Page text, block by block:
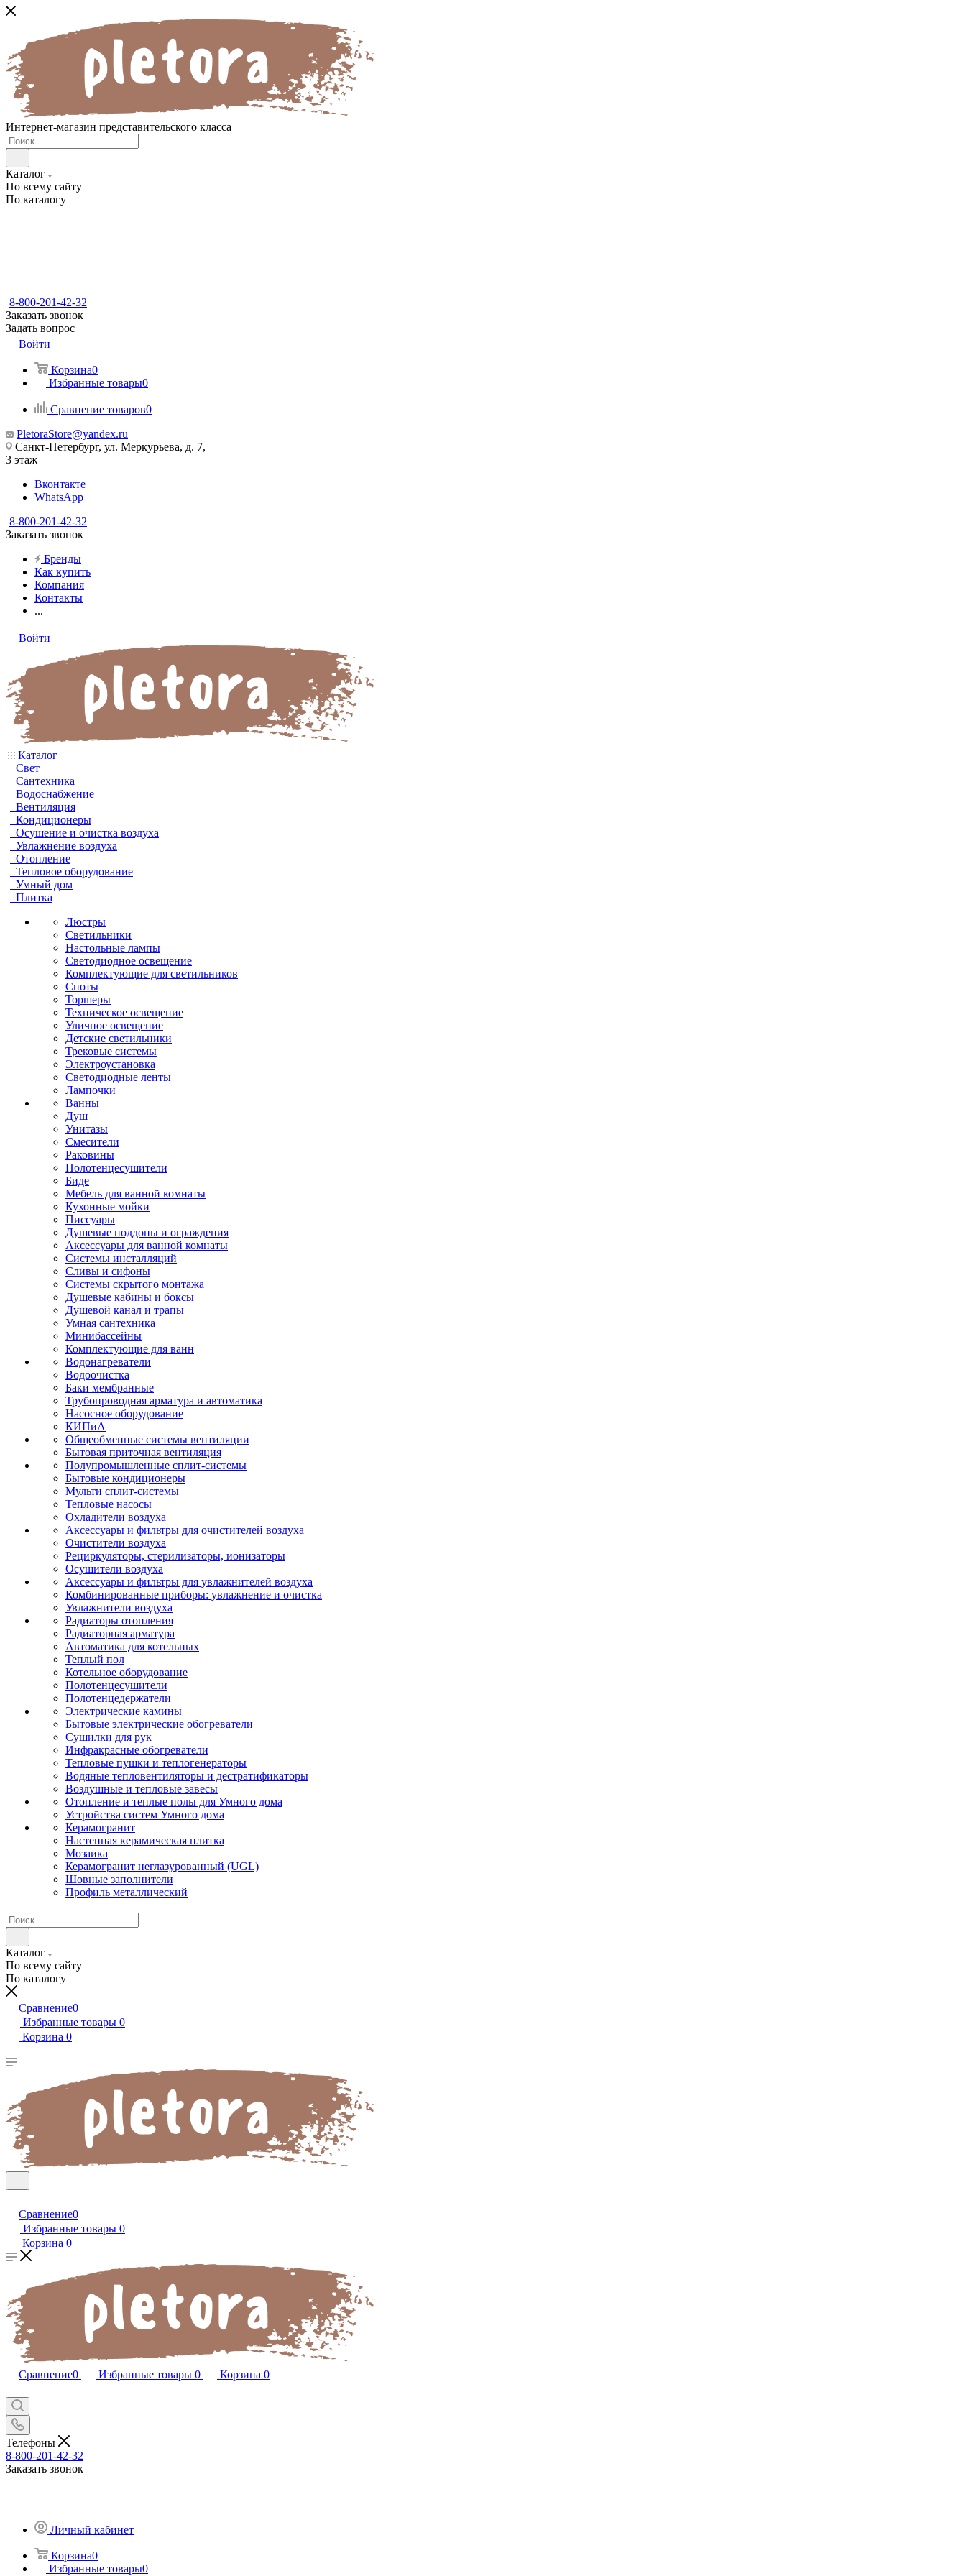
Интернет-магазин представительского класса
Каталог
По всему сайту
По каталогу
8-800-201-42-32
Заказать звонок
Задать вопрос
Войти
Корзина0
Избранные товары0
Сравнение товаров0
PletoraStore@yandex.ru
Санкт-Петербург, ул. Меркурьева, д. 7,
3 этаж
Вконтакте
WhatsApp
8-800-201-42-32
Заказать звонок
Бренды
Как купить
Компания
Контакты
...
Войти
Каталог
Свет
Сантехника
Водоснабжение
Вентиляция
Кондиционеры
Осушение и очистка воздуха
Увлажнение воздуха
Отопление
Тепловое оборудование
Умный дом
Плитка
Люстры
Светильники
Настольные лампы
Светодиодное освещение
Комплектующие для светильников
Споты
Торшеры
Техническое освещение
Уличное освещение
Детские светильники
Трековые системы
Электроустановка
Светодиодные ленты
Лампочки
Ванны
Душ
Унитазы
Смесители
Раковины
Полотенцесушители
Биде
Мебель для ванной комнаты
Кухонные мойки
Писсуары
Душевые поддоны и ограждения
Аксессуары для ванной комнаты
Системы инсталляций
Сливы и сифоны
Системы скрытого монтажа
Душевые кабины и боксы
Душевой канал и трапы
Умная сантехника
Минибассейны
Комплектующие для ванн
Водонагреватели
Водоочистка
Баки мембранные
Трубопроводная арматура и автоматика
Насосное оборудование
КИПиА
Общеобменные системы вентиляции
Бытовая приточная вентиляция
Полупромышленные сплит-системы
Бытовые кондиционеры
Мульти сплит-системы
Тепловые насосы
Охладители воздуха
Аксессуары и фильтры для очистителей воздуха
Очистители воздуха
Рециркуляторы, стерилизаторы, ионизаторы
Осушители воздуха
Аксессуары и фильтры для увлажнителей воздуха
Комбинированные приборы: увлажнение и очистка
Увлажнители воздуха
Радиаторы отопления
Радиаторная арматура
Автоматика для котельных
Теплый пол
Котельное оборудование
Полотенцесушители
Полотенцедержатели
Электрические камины
Бытовые электрические обогреватели
Сушилки для рук
Инфракрасные обогреватели
Тепловые пушки и теплогенераторы
Водяные тепловентиляторы и дестратификаторы
Воздушные и тепловые завесы
Отопление и теплые полы для Умного дома
Устройства систем Умного дома
Керамогранит
Настенная керамическая плитка
Мозаика
Керамогранит неглазурованный (UGL)
Шовные заполнители
Профиль металлический
Каталог
По всему сайту
По каталогу
Сравнение0
Избранные товары 0
Корзина 0
Сравнение0
Избранные товары 0
Корзина 0
Сравнение0 Избранные товары 0 Корзина 0
Телефоны
8-800-201-42-32
Заказать звонок
Личный кабинет
Корзина0
Избранные товары0